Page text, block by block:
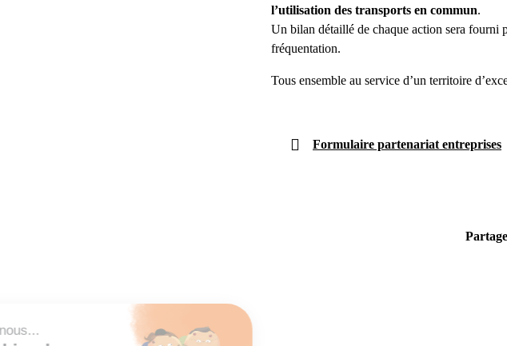
l’utilisation des transports en commun.
Un bilan détaillé de chaque action sera fourni
fréquentation.
Tous ensemble au service d’un territoire
Formulaire partenariat entreprises